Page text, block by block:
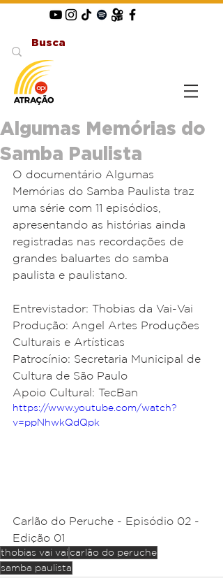
Algumas Memórias do
Samba Paulista
O documentário Algumas
Memórias do Samba Paulista traz
uma série com 11 episódios,
apresentando as histórias ainda
registradas nas recordações de
grandes baluartes do samba
paulista e paulistano.
Entrevistador: Thobias da Vai-Vai
Produção: Angel Artes Produções
Culturais e Artísticas
Patrocínio: Secretaria Municipal de
Cultura de São Paulo
Apoio Cultural: TecBan
https://www.youtube.com/watch?
v=ppNhwkQdQpk
Carlão do Peruche - Episódio 02 -
Edição 01
thobias vai vaicarlão do peruche
samba paulista